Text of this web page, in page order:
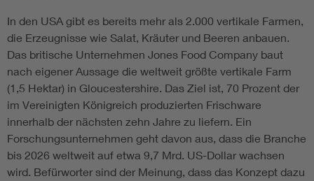
In den USA gibt es bereits mehr als 2.000 vertikale Farmen,
die Erzeugnisse wie Salat, Kräuter und Beeren anbauen.
Das britische Unternehmen Jones Food Company baut
nach eigener Aussage die weltweit größte vertikale Farm
(1,5 Hektar) in Gloucestershire. Das Ziel ist, 70 Prozent der
im Vereinigten Königreich produzierten Frischware
innerhalb der nächsten zehn Jahre zu liefern. Ein
Forschungsunternehmen geht davon aus, dass die Branche
bis 2026 weltweit auf etwa 9,7 Mrd. US-Dollar wachsen
wird. Befürworter sind der Meinung, dass das Konzept dazu